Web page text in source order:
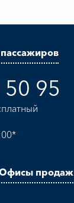
95
продаж